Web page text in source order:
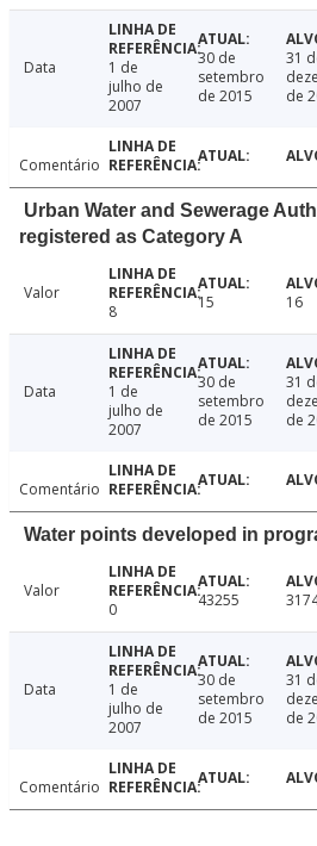
Data
1 de
julho de
2007
30 de
setembro
de 2015
31
de
Comentário
Urban Water and Sewerage
registered as Category A
Valor
8
15 16
Data
1 de
julho de
2007
30 de
setembro
de 2015
31
de
Comentário
Water points developed in
Valor
0
43255
Data
1 de
julho de
2007
30 de
setembro
de 2015
31
de
Comentário